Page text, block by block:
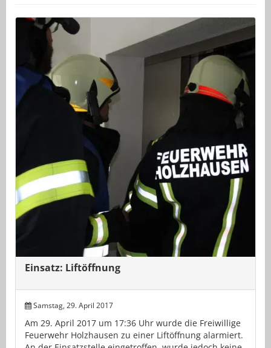
Einsatz: Liftöffnung
Samstag, 29. April 2017
Am 29. April 2017 um 17:36 Uhr wurde die Freiwillige
Feuerwehr Holzhausen zu einer Liftöffnung alarmiert.